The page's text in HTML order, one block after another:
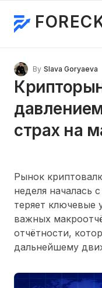
By Slava Goryaeva
страх на
Рынок
неделя началась
теряет ключевые
важных
отчётности,
дальнейшему